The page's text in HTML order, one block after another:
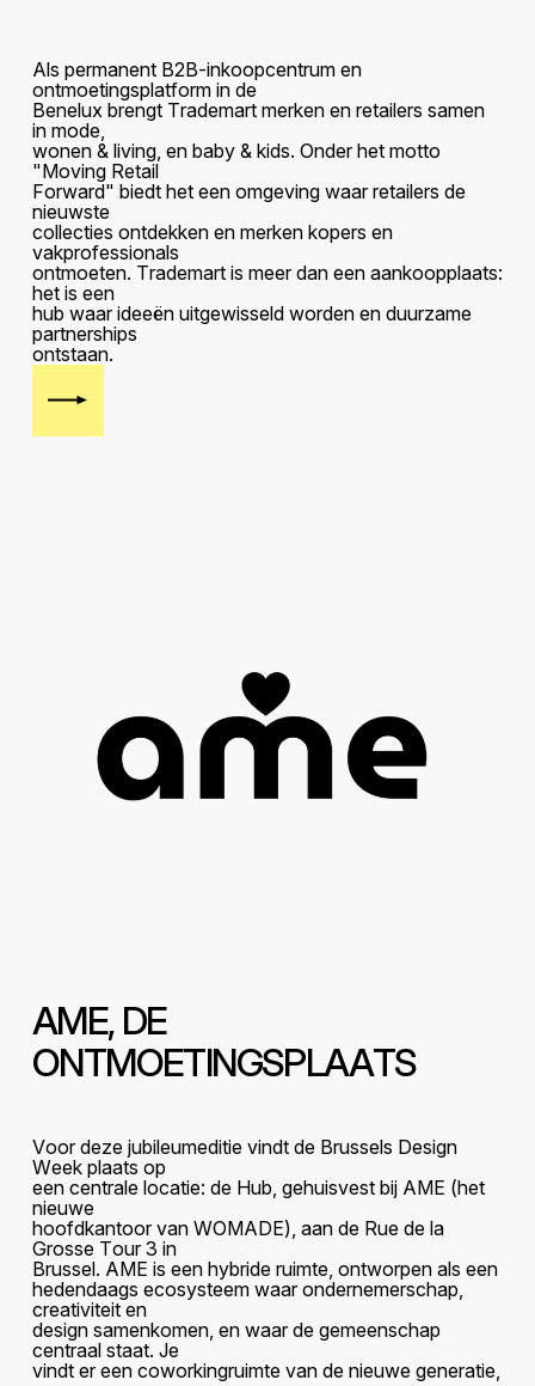
Als permanent B2B-inkoopcentrum en
ontmoetingsplatform in de
Benelux brengt Trademart merken en retailers samen
in mode,
wonen & living, en baby & kids. Onder het motto
"Moving Retail
Forward" biedt het een omgeving waar retailers de
nieuwste
collecties ontdekken en merken kopers en
vakprofessionals
ontmoeten. Trademart is meer dan een aankoopplaats:
het is een
hub waar ideeën uitgewisseld worden en duurzame
partnerships
ontstaan.
AME, DE
ONTMOETINGSPLAATS
Voor deze jubileumeditie vindt de Brussels Design
Week plaats op
een centrale locatie: de Hub, gehuisvest bij AME (het
nieuwe
hoofdkantoor van WOMADE), aan de Rue de la
Grosse Tour 3 in
Brussel. AME is een hybride ruimte, ontworpen als een
hedendaags ecosysteem waar ondernemerschap,
creativiteit en
design samenkomen, en waar de gemeenschap
centraal staat. Je
vindt er een coworkingruimte van de nieuwe generatie,